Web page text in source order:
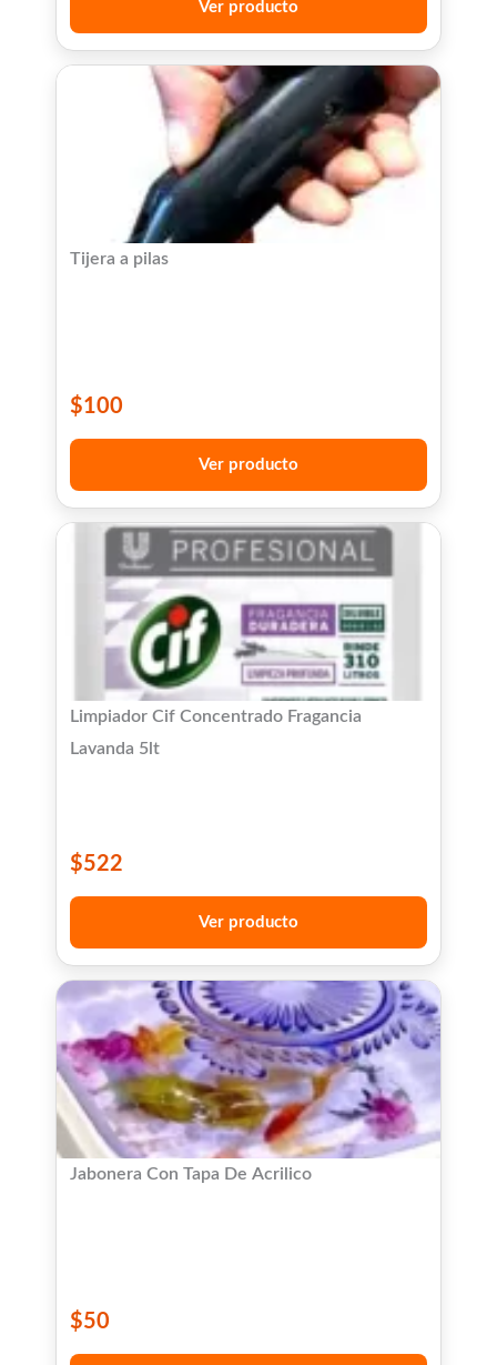
Ver producto
Tijera a pilas
$100
Ver producto
Limpiador Cif Concentrado Fragancia
Lavanda 5lt
$522
Ver producto
Jabonera Con Tapa De Acrilico
$50